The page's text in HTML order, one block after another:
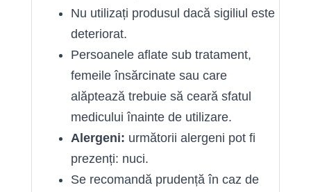
Nu utilizați produsul dacă sigiliul este
deteriorat.
Persoanele aflate sub tratament,
femeile însărcinate sau care
alăptează trebuie să ceară sfatul
medicului înainte de utilizare.
Alergeni: următorii alergeni pot fi
prezenți: nuci.
Se recomandă prudență în caz de